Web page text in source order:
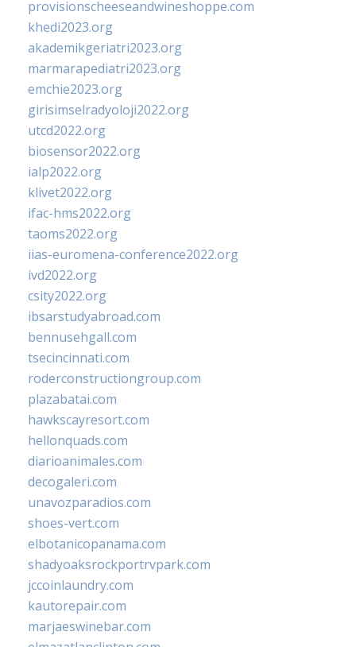
provisionscheeseandwineshoppe.com
khedi2023.org
akademikgeriatri2023.org
marmarapediatri2023.org
emchie2023.org
girisimselradyoloji2022.org
utcd2022.org
biosensor2022.org
ialp2022.org
klivet2022.org
ifac-hms2022.org
taoms2022.org
iias-euromena-conference2022.org
ivd2022.org
csity2022.org
ibsarstudyabroad.com
bennusehgall.com
tsecincinnati.com
roderconstructiongroup.com
plazabatai.com
hawkscayresort.com
hellonquads.com
diarioanimales.com
decogaleri.com
unavozparadios.com
shoes-vert.com
elbotanicopanama.com
shadyoaksrockportrvpark.com
jccoinlaundry.com
kautorepair.com
marjaeswinebar.com